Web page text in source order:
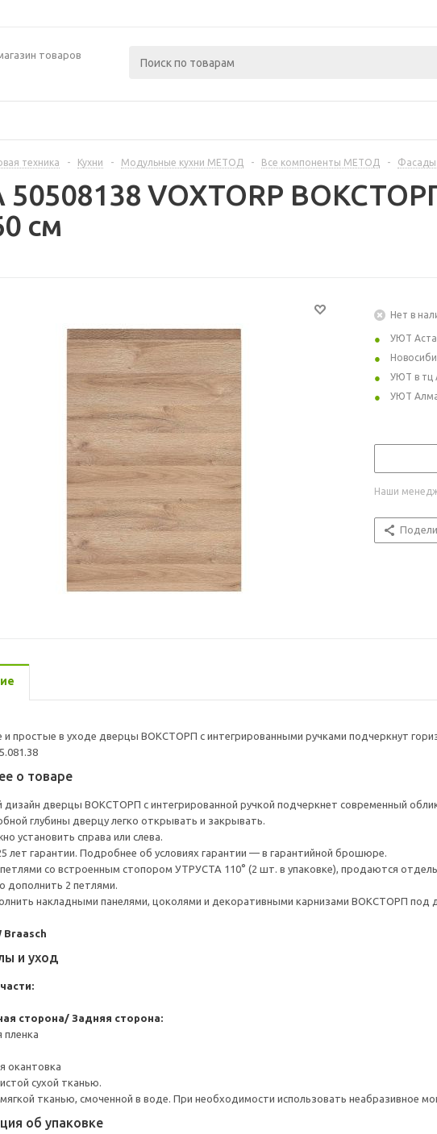
товаров
техника - Кухни - Модульные кухни МЕТОД - Все компоненты МЕТОД -
50508138 VOXTORP
см
Нет в
УЮТ
УЮТ в тц
УЮТ
Наши
и простые в уходе дверцы ВОКСТОРП с интегрированными ручками подчеркнут
о товаре
дизайн дверцы ВОКСТОРП с интегрированной ручкой подчеркнет современный
глубины дверцу легко открывать и закрывать.
установить справа или слева.
лет гарантии. Подробнее об условиях гарантии — в гарантийной брошюре.
со встроенным стопором УТРУСТА 110° (2 шт. в упаковке), продаются
дополнить 2 петлями.
накладными панелями, цоколями и декоративными карнизами ВОКСТОРП под
Braasch
и уход
сторона/ Задняя сторона:
пленка
окантовка
сухой тканью.
тканью, смоченной в воде. При необходимости использовать неабразивное
об упаковке